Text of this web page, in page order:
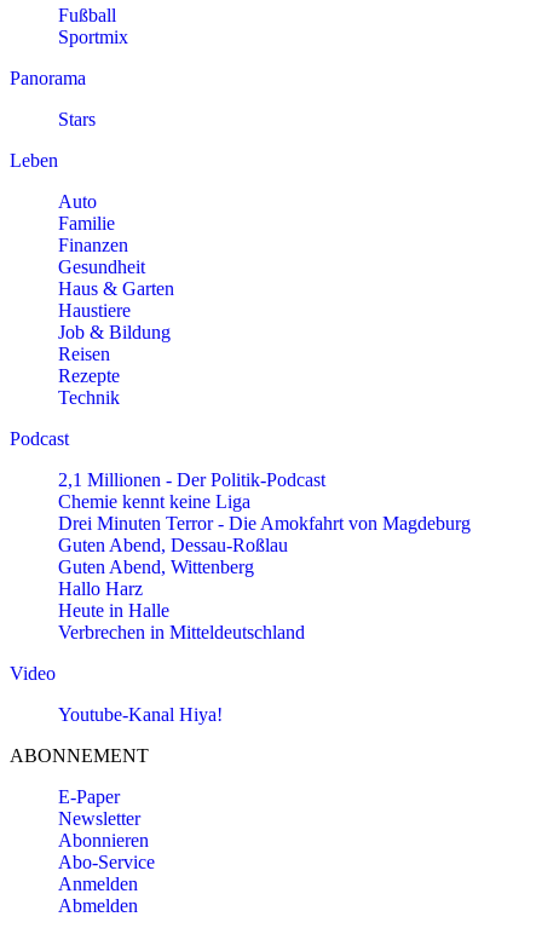
Fußball
Sportmix
Panorama
Stars
Leben
Auto
Familie
Finanzen
Gesundheit
Haus & Garten
Haustiere
Job & Bildung
Reisen
Rezepte
Technik
Podcast
2,1 Millionen - Der Politik-Podcast
Chemie kennt keine Liga
Drei Minuten Terror - Die Amokfahrt von Magdeburg
Guten Abend, Dessau-Roßlau
Guten Abend, Wittenberg
Hallo Harz
Heute in Halle
Verbrechen in Mitteldeutschland
Video
Youtube-Kanal Hiya!
ABONNEMENT
E-Paper
Newsletter
Abonnieren
Abo-Service
Anmelden
Abmelden